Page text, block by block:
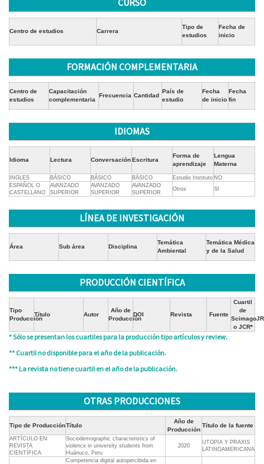
CURSO
Centro de estudios Carrera
Tipo de
estudios
Fecha de
inicio
FORMACIÓN COMPLEMENTARIA
Centro de
estudios
Capacitación
complementaria
Frecuencia Cantidad
País de
estudio
Fecha
de inicio
Fecha
fin
IDIOMAS
Idioma Lectura ConversaciónEscritura
Forma de
aprendizaje
Lengua
Materna
INGLES BÁSICO BÁSICO BÁSICO Estudio Instituto NO
ESPAÑOL O
CASTELLANO
AVANZADO
SUPERIOR
AVANZADO
SUPERIOR
AVANZADO
SUPERIOR
Otros SI
LÍNEA DE INVESTIGACIÓN
Área Sub área Disciplina
Temática
Ambiental
Temática Médica
y de la Salud
PRODUCCIÓN CIENTÍFICA
Tipo
Producción
Título Autor
Año de
Producción
DOI Revista Fuente
Cuartil
de
ScimagoJR
o JCR*
* Sólo se presentan los cuartiles para la producción tipo artículos y review.
** Cuartil no disponible para el año de la publicación.
*** La revista no tiene cuartil en el año de la publicación.
OTRAS PRODUCCIONES
Tipo de ProducciónTítulo
Año de
Producción
Título de la fuente
ARTÍCULO EN
REVISTA
CIENTÍFICA
Sociodemographic characteristics of
violence in university students from
Huánuco, Peru
2020
UTOPIA Y PRAXIS
LATINOAMERICANA
Competencia digital autopercibida en